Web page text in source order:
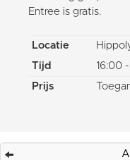
Entree is gratis.
Locatie
Tijd
16:00
Prijs